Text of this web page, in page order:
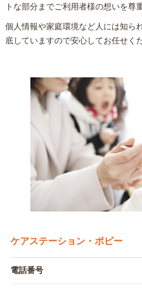
トな部分までご利用者様の想いを尊
個人情報や家庭環境など人には知ら
底していますので安心してお任せく
ケアステーション・ポピー
電話番号